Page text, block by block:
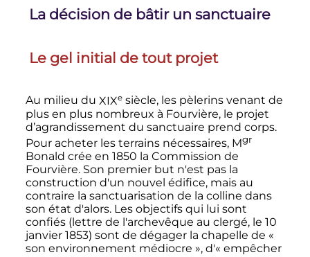
La décision de bâtir un sanctuaire
Le gel initial de tout projet
Au milieu du XIXe siècle, les pèlerins venant de
plus en plus nombreux à Fourvière, le projet
d’agrandissement du sanctuaire prend corps.
Pour acheter les terrains nécessaires, Mgr
Bonald crée en 1850 la Commission de
Fourvière. Son premier but n'est pas la
construction d'un nouvel édifice, mais au
contraire la sanctuarisation de la colline dans
son état d'alors. Les objectifs qui lui sont
confiés (lettre de l'archevêque au clergé, le 10
janvier 1853) sont de dégager la chapelle de «
son environnement médiocre », d'« empêcher